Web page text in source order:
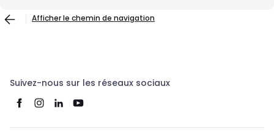
Afficher le chemin de navigation
Suivez-nous sur les réseaux sociaux